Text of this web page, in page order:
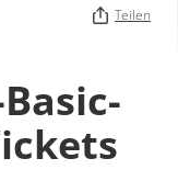
Teilen